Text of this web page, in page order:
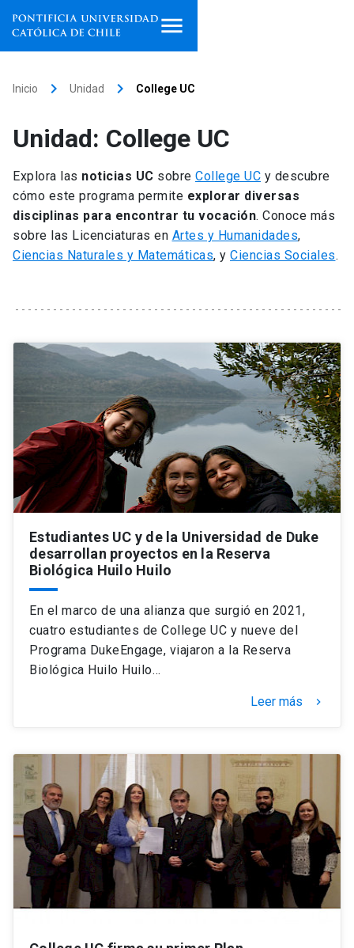
Facultades, escuelas e
institutos
Investigación
Internacionalización launch
Información para keyboard_arrow_down
Futuros estudiantes
Estudiantes
Personal
Padres y familia
Vecinos
Go to english site
ACCESOS DIRECTOS
Admisión launch
Mi Cuenta UC launch
Correo UC
Medios Biblioteca launch
Inicio keyboard_arrow_right Unidad keyboard_arrow_right College UC
Unidad: College UC
Explora las noticias UC sobre College UC y descubre
cómo este programa permite explorar diversas
disciplinas para encontrar tu vocación. Conoce más
sobre las Licenciaturas en Artes y Humanidades,
Ciencias Naturales y Matemáticas, y Ciencias Sociales.
Estudiantes UC y de la Universidad de Duke
desarrollan proyectos en la Reserva
Biológica Huilo Huilo
En el marco de una alianza que surgió en 2021,
cuatro estudiantes de College UC y nueve del
Programa DukeEngage, viajaron a la Reserva
Biológica Huilo Huilo…
Leer más keyboard_arrow_right